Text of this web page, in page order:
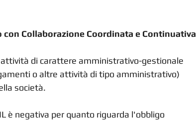
Collaborazione Coordinata e Continuativa
attività di carattere amministrativo-gestionale
o altre attività di tipo amministrativo)
società.
è negativa per quanto riguarda l'obbligo